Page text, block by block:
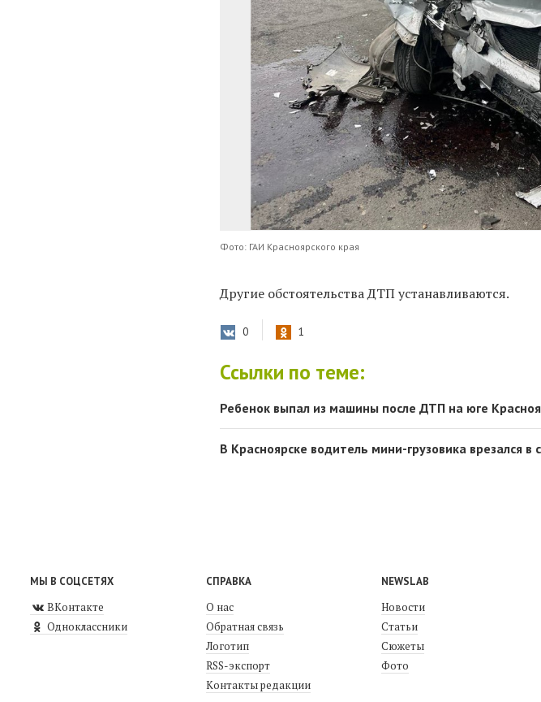
Фото: ГАИ Красноярского края
Другие обстоятельства ДТП устанавливаются.
0 1
Ссылки по теме:
Ребенок выпал из машины после ДТП на юге
В Красноярске водитель мини-грузовика врезался
МЫ В СОЦСЕТЯХ
ВКонтакте
Одноклассники
СПРАВКА
О нас
Обратная связь
Логотип
RSS-экспорт
Контакты редакции
NEWSLAB
Новости
Статьи
Сюжеты
Фото